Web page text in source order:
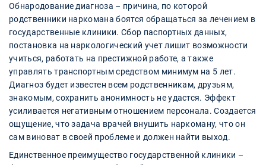
Обнародование диагноза – причина, по которой
родственники наркомана боятся обращаться за лечением в
государственные клиники. Сбор паспортных данных,
постановка на наркологический учет лишит возможности
учиться, работать на престижной работе, а также
управлять транспортным средством минимум на 5 лет.
Диагноз будет известен всем родственникам, друзьям,
знакомым, сохранить анонимность не удастся. Эффект
усиливается негативным отношением персонала. Создается
ощущение, что задача врачей внушить наркоману, что он
сам виноват в своей проблеме и должен найти выход.
Единственное преимущество государственной клиники –